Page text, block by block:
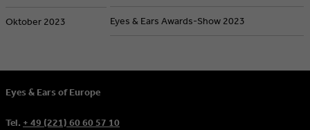
Eyes & Ears Awards-Show 2023
Oktober 2023
Eyes & Ears of Europe
Tel. + 49 (221) 60 60 57 10